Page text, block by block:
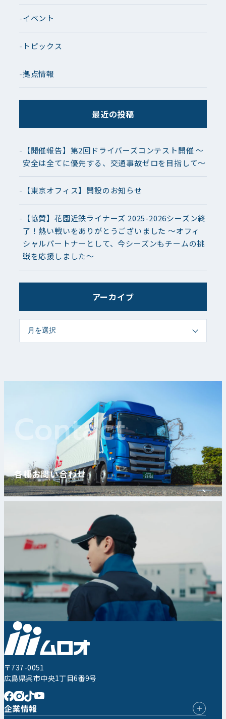
イベント
トピックス
拠点情報
最近の投稿
【開催報告】第2回ドライバーズコンテスト開催 ～
安全は全てに優先する、交通事故ゼロを目指して～
【東京オフィス】開設のお知らせ
【協賛】花園近鉄ライナーズ 2025-2026シーズン終
了！熱い戦いをありがとうございました ～オフィ
シャルパートナーとして、今シーズンもチームの挑
戦を応援しました～
アーカイブ
Contact
各種お問い合わせ
〒737-0051
広島県呉市中央1丁目6番9号
企業情報